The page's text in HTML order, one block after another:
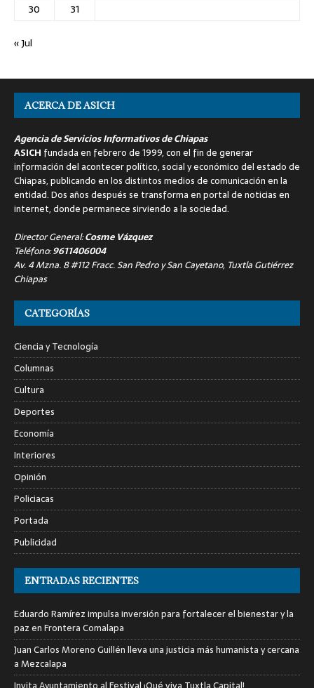
30
31
« Jul
ACERCA DE ASICH
Agencia de Servicios Informativos de Chiapas
ASICH fundada en febrero de 1999, con el fin de generar
información del acontecer político, social y económico del estado de
Chiapas, publicando en los distintos medios de comunicación en la
entidad. Dos años después se transforma en portal de noticias en
internet, donde permanece sirviendo a la sociedad.
Director General:Cosme Vázquez
Teléfono:9611406004
Av. 4 Mzna. 8 #112 Fracc. San Pedro y San Cayetano, Tuxtla Gutiérrez
Chiapas
CATEGORÍAS
Ciencia y Tecnología
Columnas
Cultura
Deportes
Economía
Interiores
Opinión
Policiacas
Portada
Publicidad
ENTRADAS RECIENTES
Eduardo Ramírez impulsa inversión para fortalecer el bienestar y la
paz en Frontera Comalapa
Juan Carlos Moreno Guillén lleva una justicia más humanista y cercana
a Mezcalapa